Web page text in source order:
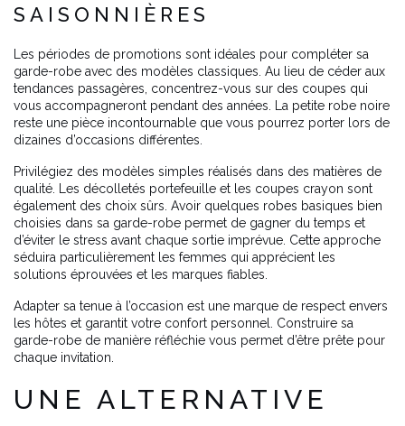
SAISONNIÈRES
Les périodes de promotions sont idéales pour compléter sa
garde-robe avec des modèles classiques. Au lieu de céder aux
tendances passagères, concentrez-vous sur des coupes qui
vous accompagneront pendant des années. La petite robe noire
reste une pièce incontournable que vous pourrez porter lors de
dizaines d’occasions différentes.
Privilégiez des modèles simples réalisés dans des matières de
qualité. Les décolletés portefeuille et les coupes crayon sont
également des choix sûrs. Avoir quelques robes basiques bien
choisies dans sa garde-robe permet de gagner du temps et
d’éviter le stress avant chaque sortie imprévue. Cette approche
séduira particulièrement les femmes qui apprécient les
solutions éprouvées et les marques fiables.
Adapter sa tenue à l’occasion est une marque de respect envers
les hôtes et garantit votre confort personnel. Construire sa
garde-robe de manière réfléchie vous permet d’être prête pour
chaque invitation.
UNE ALTERNATIVE